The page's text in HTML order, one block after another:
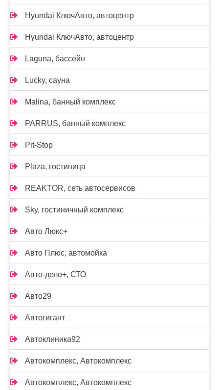
Hyundai КлючАвто, автоцентр
Hyundai КлючАвто, автоцентр
Laguna, бассейн
Lucky, сауна
Malina, банный комплекс
PARRUS, банный комплекс
Pit-Stop
Plaza, гостиница
REAKTOR, сеть автосервисов
Sky, гостиничный комплекс
Авто Люкс+
Авто Плюс, автомойка
Авто-дело+, СТО
Авто29
Автогигант
Автоклиника92
Автокомплекс, Автокомплекс
Автокомплекс, Автокомплекс